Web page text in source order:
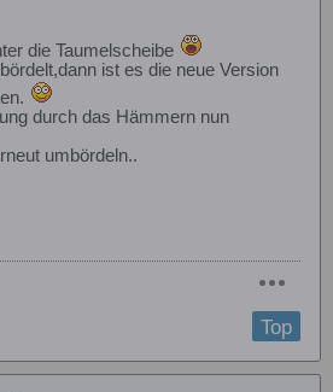
die Taumelscheibe
ist es die neue Version
durch das Hämmern nun
umbördeln..
Top